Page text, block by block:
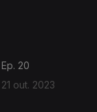
Ep. 20
21 out. 2023